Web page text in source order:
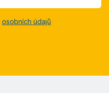
osobních údajů